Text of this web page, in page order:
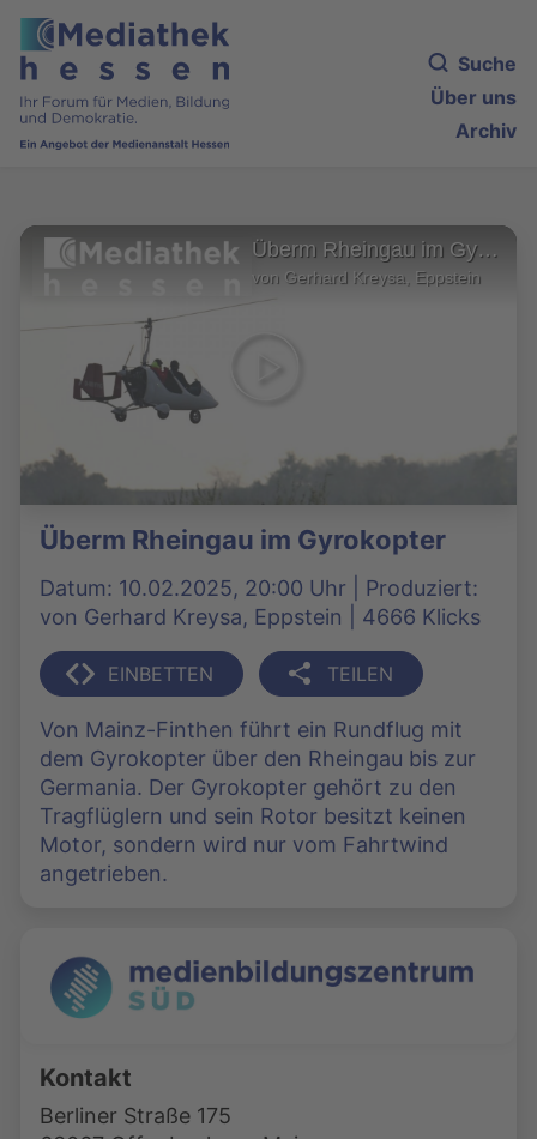
Suche
Über uns
Archiv
Überm Rheingau im Gyrokopter
von Gerhard Kreysa, Eppstein
Überm Rheingau im Gyrokopter
Datum: 10.02.2025, 20:00 Uhr | Produziert:
von Gerhard Kreysa, Eppstein | 4666 Klicks
EINBETTEN TEILEN
Von Mainz-Finthen führt ein Rundflug mit
dem Gyrokopter über den Rheingau bis zur
Germania. Der Gyrokopter gehört zu den
Tragflüglern und sein Rotor besitzt keinen
Motor, sondern wird nur vom Fahrtwind
angetrieben.
Kontakt
Berliner Straße 175